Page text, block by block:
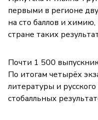
первыми в регионе
на сто баллов и химию,
стране таких
Почти 1 500
По итогам четырёх
литературы и
стобалльных